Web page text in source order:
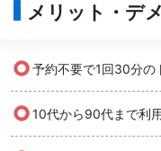
メリット・デ
○予約不要で1回30分の
○10代から90代まで利